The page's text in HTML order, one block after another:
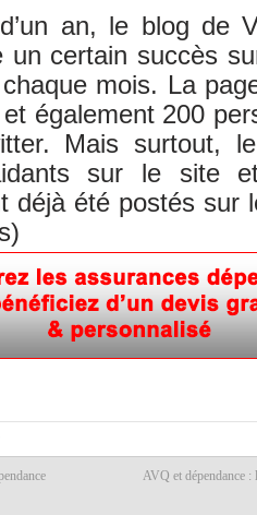
an, le blog de
un certain succès
mois. La
également 200
Mais surtout,
sur le site
déjà été postés sur
AVQ et dépendance